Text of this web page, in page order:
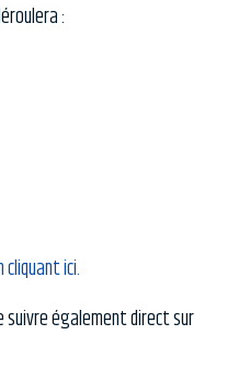
:
cliquant ici.
suivre également direct sur